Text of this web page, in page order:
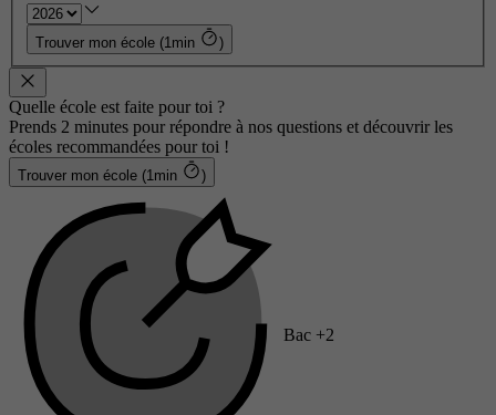
Trouver mon école (1min )
Quelle école est faite pour toi ?
Prends 2 minutes pour répondre à nos questions et découvrir les
écoles recommandées pour toi !
Trouver mon école (1min )
Bac +2